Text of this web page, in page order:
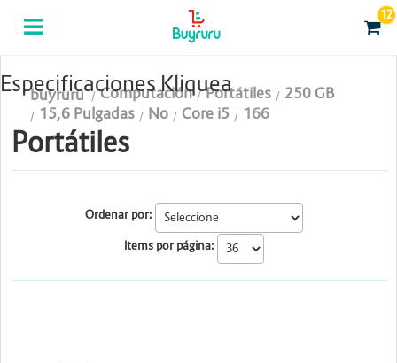
Categorias
12
Computación
Tablas Digitalizadoras
Celulares y Tablets
Especificaciones Kliquea
buyruru Computación Portátiles
250 GB
15,6 Pulgadas
No Core i5 166
Portátiles
Ordenar por:
Items por página: